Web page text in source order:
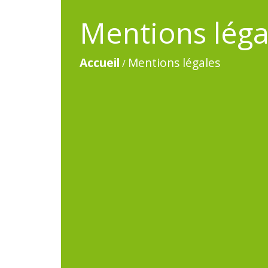
Mentions
Accueil / Mentions légales